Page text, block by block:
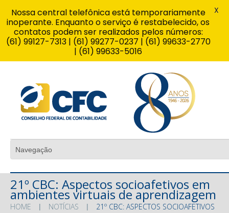
21º CBC: Aspectos socioafetivos em
ambientes virtuais de aprendizagem
HOME NOTÍCIAS
21º CBC: ASPECTOS SOCIOAFETIVOS
Nossa central telefônica está temporariamente
inoperante. Enquanto o serviço é restabelecido, os
contatos podem ser realizados pelos números:
(61) 99127-7313 | (61) 99277-0237 | (61) 99633-2770
| (61) 99633-5016
X